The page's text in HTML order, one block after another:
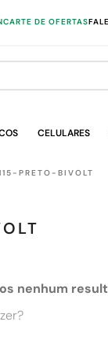
DE OFERTAS
CELULARES
PRETO-BIVOLT
nenhum